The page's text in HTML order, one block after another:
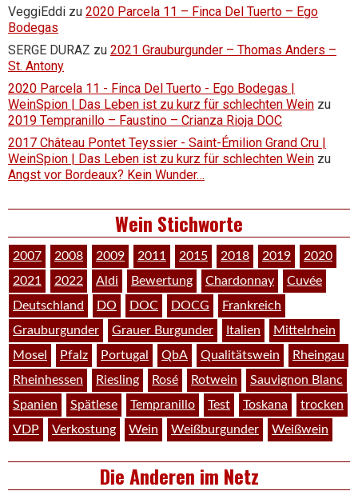
VeggiEddi zu 2020 Parcela 11 – Finca Del Tuerto – Ego
Bodegas
SERGE DURAZ zu 2021 Grauburgunder – Thomas Anders –
St. Antony
2020 Parcela 11 - Finca Del Tuerto - Ego Bodegas |
WeinSpion | Das Leben ist zu kurz für schlechten Wein zu
2019 Tempranillo – Faustino – Crianza Rioja DOC
2017 Château Pontet Teyssier - Saint-Émilion Grand Cru |
WeinSpion | Das Leben ist zu kurz für schlechten Wein zu
Angst vor Bordeaux? Kein Wunder…
Wein Stichworte
2007 2008 2009 2011 2015 2018 2019
2020
2021
2022 Aldi Bewertung Chardonnay
Cuvée
Deutschland
DO DOC DOCG
Frankreich
Grauburgunder
Grauer Burgunder Italien
Mittelrhein
Mosel
Pfalz Portugal QbA Qualitätswein
Rheingau
Rheinhessen
Riesling Rosé Rotwein
Sauvignon Blanc
Spanien
Spätlese Tempranillo Test Toskana
trocken
VDP
Verkostung Wein Weißburgunder Weißwein
Die Anderen im Netz